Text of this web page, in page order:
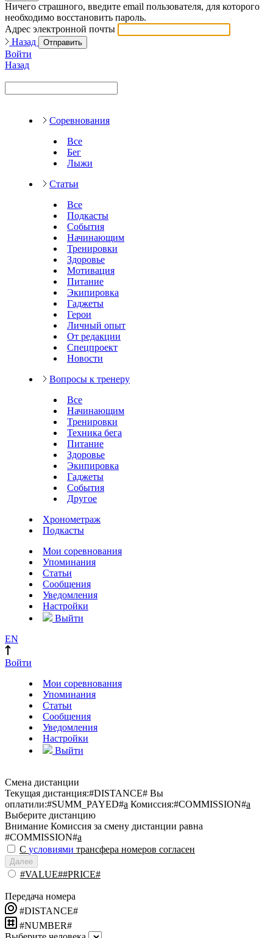
Ничего страшного, введите email пользователя, для которого
необходимо восстановить пароль.
Адрес электронной почты
Назад
Отправить
Войти
Назад
Соревнования
Все
Бег
Лыжи
Статьи
Все
Подкасты
События
Начинающим
Тренировки
Здоровье
Мотивация
Питание
Экипировка
Гаджеты
Герои
Личный опыт
От редакции
Спецпроект
Новости
Вопросы к тренеру
Все
Начинающим
Тренировки
Техника бега
Питание
Здоровье
Экипировка
Гаджеты
События
Другое
Хронометраж
Подкасты
Мои соревнования
Упоминания
Статьи
Сообщения
Уведомления
Настройки
Выйти
EN
Войти
Мои соревнования
Упоминания
Статьи
Сообщения
Уведомления
Настройки
Выйти
Смена дистанции
Текущая дистанция:#DISTANCE# Вы
оплатили:#SUMM_PAYED#a Комиссия:#COMMISSION#a
Выберите дистанцию
Внимание Комиссия за смену дистанции равна
#COMMISSION#a
С условиями трансфера номеров согласен
Далее
#VALUE##PRICE#
Передача номера
#DISTANCE#
#NUMBER#